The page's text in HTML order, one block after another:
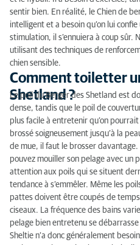
sentir bien. En réalité, le Chien de
intelligent et a besoin qu’on lui
stimulation, il s’ennuiera à coup sûr.
utilisant des techniques de
chien sensible.
Comment toiletter
Shetland ?
Le poil du Berger des Shetland est
dense, tandis que le poil de
plus facile à entretenir qu’on
brossé soigneusement jusqu’à la
de mue, il faut le brosser
pouvez mouiller son pelage avec un
attention aux poils qui se situent
tendance à s’emmêler. Même les
pattes doivent être coupés de
ciseaux. La fréquence des bains
pelage bien entretenu se
Sheltie n’a donc généralement